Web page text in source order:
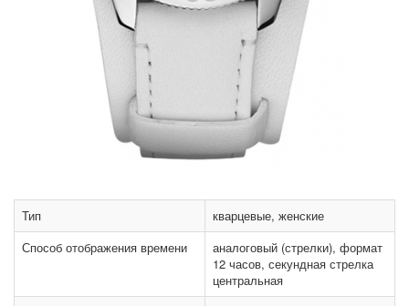
Тип
кварцевые, женские
Способ отображения времени
аналоговый (стрелки), формат
12 часов, секундная стрелка
центральная